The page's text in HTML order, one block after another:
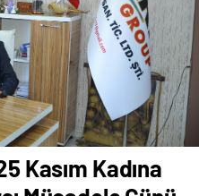
Kasım Kadına